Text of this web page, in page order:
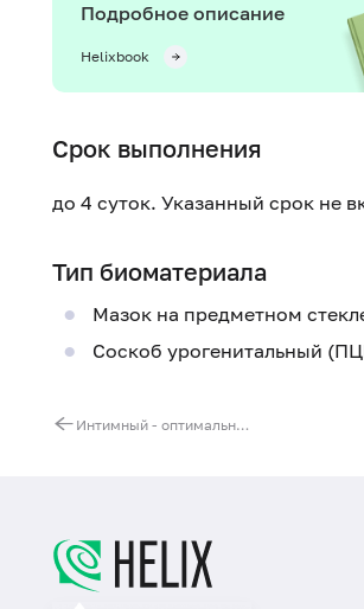
Подробное описание
Helixbook
Срок выполнения
до 4 суток. Указанный срок не
Тип биоматериала
Мазок на предметном
Соскоб урогенитальный
Интимный - оптимальный - анализ мазка у мужчин